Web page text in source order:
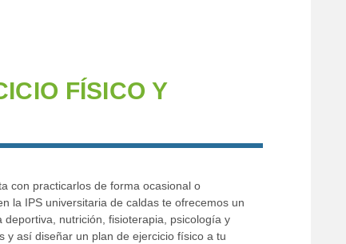
FÍSICO Y
con practicarlos de forma ocasional o
la IPS universitaria de caldas te ofrecemos un
nutrición, fisioterapia, psicología y
y así diseñar un plan de ejercicio físico a tu